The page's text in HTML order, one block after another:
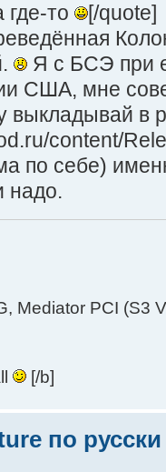
то
[/quote]
Я с БСЭ при
США, мне
выкладывай в
content/
по себе)
надо.
Mediator PCI (S3
[/b]
по русски